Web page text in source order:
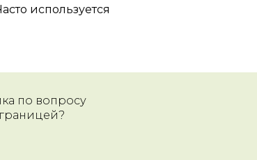
используется
по вопросу